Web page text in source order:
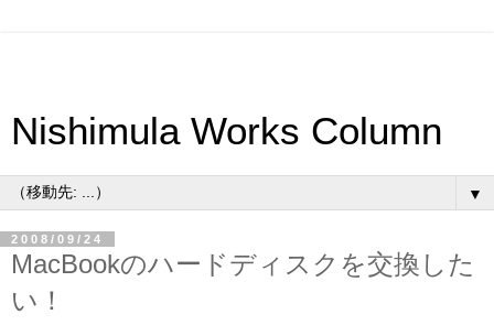
Nishimula Works Column
▼
2008/09/24
MacBookのハードディスクを交換した
い！